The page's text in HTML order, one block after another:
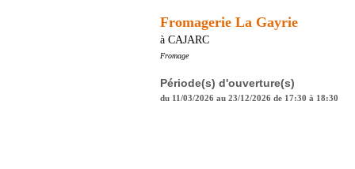
Fromagerie La Gayrie
à CAJARC
Fromage
Période(s) d'ouverture(s)
du 11/03/2026 au 23/12/2026 de 17:30 à 18:30